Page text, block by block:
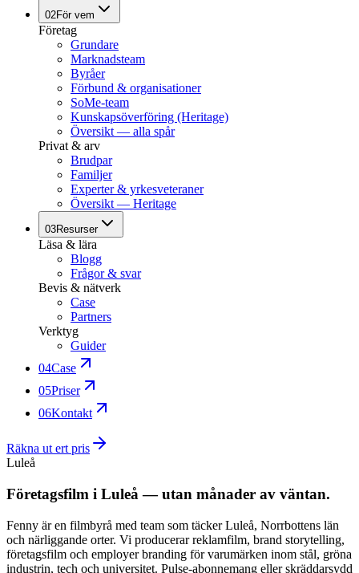
02För vem
Företag
Grundare
Marknadsteam
Byråer
Förbund & organisationer
SoMe-team
Kunskapsöverföring (Heritage)
Översikt — alla spår
Privat & arv
Brudpar
Familjer
Experter & yrkesveteraner
Översikt — Heritage
03Resurser
Läsa & lära
Blogg
Frågor & svar
Bevis & nätverk
Case
Partners
Verktyg
Guider
04Case
05Priser
06Kontakt
Räkna ut ert pris
Luleå
Företagsfilm i Luleå — utan månader av väntan.
Fenny är en filmbyrå med team som täcker Luleå, Norrbottens län
och närliggande orter. Vi producerar reklamfilm, brand storytelling,
företagsfilm och employer branding för varumärken inom stål, gröna
industrin, tech och universitet. Pulse-abonnemang eller skräddarsydd